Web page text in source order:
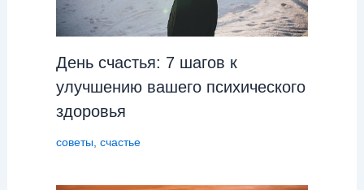
День cчастья: 7 шагов к
улучшению вашего психического
здоровья
советы, счастье